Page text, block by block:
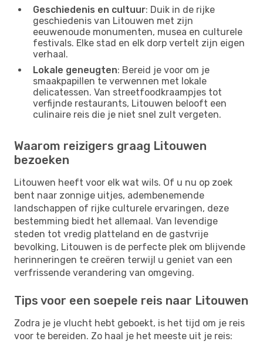
Geschiedenis en cultuur: Duik in de rijke
geschiedenis van Litouwen met zijn
eeuwenoude monumenten, musea en culturele
festivals. Elke stad en elk dorp vertelt zijn eigen
verhaal.
Lokale geneugten: Bereid je voor om je
smaakpapillen te verwennen met lokale
delicatessen. Van streetfoodkraampjes tot
verfijnde restaurants, Litouwen belooft een
culinaire reis die je niet snel zult vergeten.
Waarom reizigers graag Litouwen
bezoeken
Litouwen heeft voor elk wat wils. Of u nu op zoek
bent naar zonnige uitjes, adembenemende
landschappen of rijke culturele ervaringen, deze
bestemming biedt het allemaal. Van levendige
steden tot vredig platteland en de gastvrije
bevolking, Litouwen is de perfecte plek om blijvende
herinneringen te creëren terwijl u geniet van een
verfrissende verandering van omgeving.
Tips voor een soepele reis naar Litouwen
Zodra je je vlucht hebt geboekt, is het tijd om je reis
voor te bereiden. Zo haal je het meeste uit je reis: